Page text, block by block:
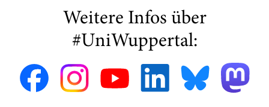
Weitere Infos über
#UniWuppertal: